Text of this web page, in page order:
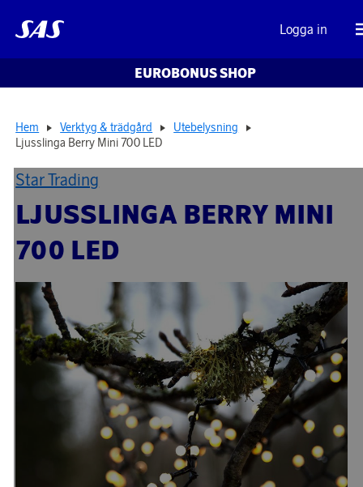
Logga in
EUROBONUS SHOP
Hem Verktyg & trädgård
Utebelysning
Ljusslinga Berry Mini 700 LED
Star Trading
LJUSSLINGA BERRY MINI
700 LED